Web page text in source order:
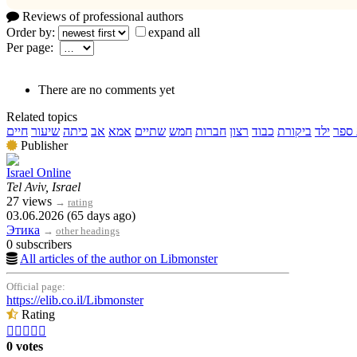
Reviews of professional authors
Order by:
expand all
Per page:
There are no comments yet
Related topics
ספר ילד ביקורת כבוד רצון חברות חמש שתיים אמא אב כיתה שיעור חיים
Publisher
Israel Online
Tel Aviv, Israel
27 views → rating
03.06.2026 (65 days ago)
Этика → other headings
0 subscribers
All articles of the author on Libmonster
Official page:
https://elib.co.il/Libmonster
Rating
    
0 votes